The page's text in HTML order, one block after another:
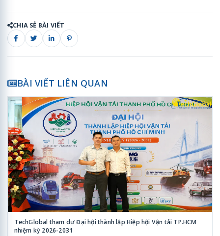
CHIA SẺ BÀI VIẾT
BÀI VIẾT LIÊN QUAN
TechGlobal tham dự Đại hội thành lập Hiệp hội Vận tải TP.HCM
nhiệm kỳ 2026-2031